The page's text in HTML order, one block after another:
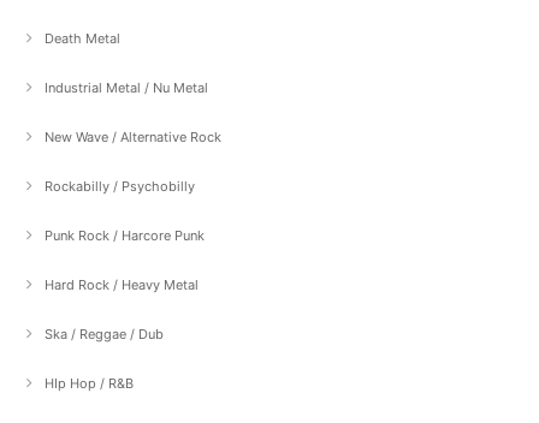
Death Metal
Industrial Metal / Nu Metal
New Wave / Alternative Rock
Rockabilly / Psychobilly
Punk Rock / Harcore Punk
Hard Rock / Heavy Metal
Ska / Reggae / Dub
HIp Hop / R&B